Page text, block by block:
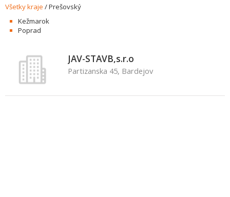
Všetky kraje /Prešovský
Kežmarok
Poprad
JAV-STAVB,s.r.o
Partizanska 45, Bardejov